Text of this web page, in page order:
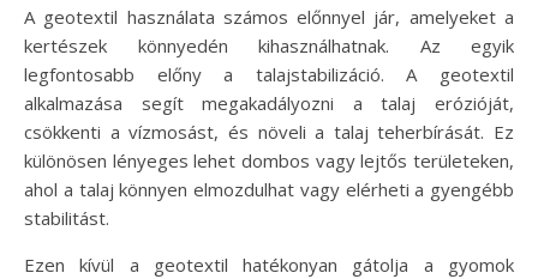
A geotextil használata számos előnnyel jár, amelyeket a
kertészek könnyedén kihasználhatnak. Az egyik
legfontosabb előny a talajstabilizáció. A geotextil
alkalmazása segít megakadályozni a talaj erózióját,
csökkenti a vízmosást, és növeli a talaj teherbírását. Ez
különösen lényeges lehet dombos vagy lejtős területeken,
ahol a talaj könnyen elmozdulhat vagy elérheti a gyengébb
stabilitást.
Ezen kívül a geotextil hatékonyan gátolja a gyomok